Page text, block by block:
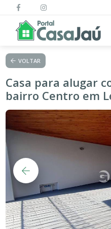
VOLTAR
Casa para alugar
bairro Centro em